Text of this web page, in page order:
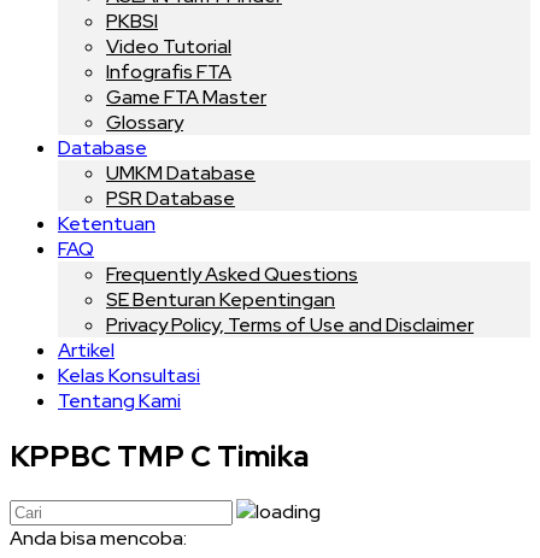
PKBSI
Video Tutorial
Infografis FTA
Game FTA Master
Glossary
Database
UMKM Database
PSR Database
Ketentuan
FAQ
Frequently Asked Questions
SE Benturan Kepentingan
Privacy Policy, Terms of Use and Disclaimer
Artikel
Kelas Konsultasi
Tentang Kami
KPPBC TMP C Timika
Anda bisa mencoba: